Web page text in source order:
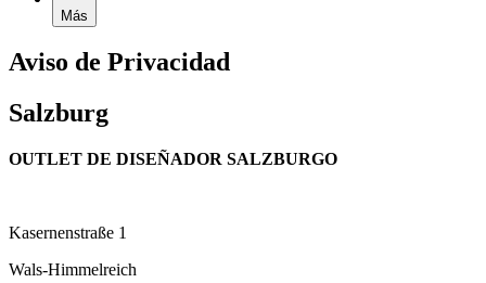
Más
Aviso de Privacidad
Salzburg
OUTLET DE DISEÑADOR SALZBURGO
Kasernenstraße 1
Wals-Himmelreich